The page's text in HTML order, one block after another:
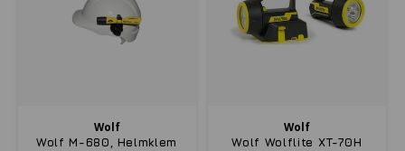
Wolf
Wolf M-680, Helmklem
Wolf
Wolf Wolflite XT-70H